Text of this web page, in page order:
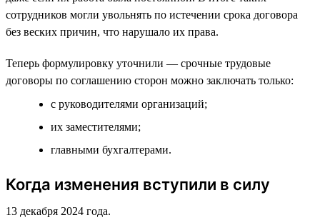
сотрудников могли увольнять по истечении срока договора
без веских причин, что нарушало их права.
Теперь формулировку уточнили — срочные трудовые
договоры по соглашению сторон можно заключать только:
с руководителями организаций;
их заместителями;
главными бухгалтерами.
Когда изменения вступили в силу
13 декабря 2024 года.